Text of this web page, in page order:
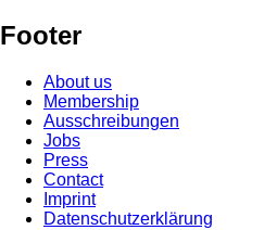
Footer
About us
Membership
Ausschreibungen
Jobs
Press
Contact
Imprint
Datenschutzerklärung